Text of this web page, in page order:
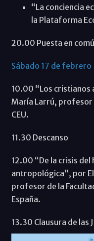
“La conciencia
la Plataforma
20.00 Puesta en
Sábado 17 de febrero
10.00 “Los cristianos
María Larrú, profesor
CEU.
11.30 Descanso
12.00 “De la crisis
antropológica”, por
profesor de la
España.
13.30 Clausura de las